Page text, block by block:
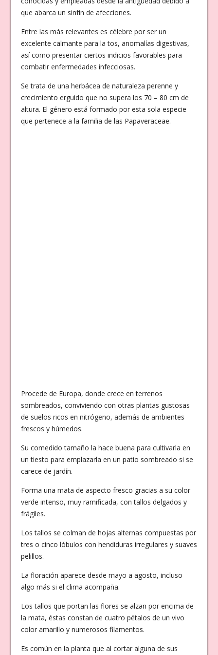
que abarca un sinfín de afecciones.
Entre las más relevantes es célebre por ser un
excelente calmante para la tos, anomalías digestivas,
así como presentar ciertos indicios favorables para
combatir enfermedades infecciosas.
Se trata de una herbácea de naturaleza perenne y
crecimiento erguido que no supera los 70 – 80 cm de
altura. El género está formado por esta sola especie
que pertenece a la familia de las Papaveraceae.
Procede de Europa, donde crece en terrenos
sombreados, conviviendo con otras plantas gustosas
de suelos ricos en nitrógeno, además de ambientes
frescos y húmedos.
Su comedido tamaño la hace buena para cultivarla en
un tiesto para emplazarla en un patio sombreado si se
carece de jardín.
Forma una mata de aspecto fresco gracias a su color
verde intenso, muy ramificada, con tallos delgados y
frágiles.
Los tallos se colman de hojas alternas compuestas por
tres o cinco lóbulos con hendiduras irregulares y suaves
pelillos.
La floración aparece desde mayo a agosto, incluso
algo más si el clima acompaña.
Los tallos que portan las flores se alzan por encima de
la mata, éstas constan de cuatro pétalos de un vivo
color amarillo y numerosos filamentos.
Es común en la planta que al cortar alguna de sus